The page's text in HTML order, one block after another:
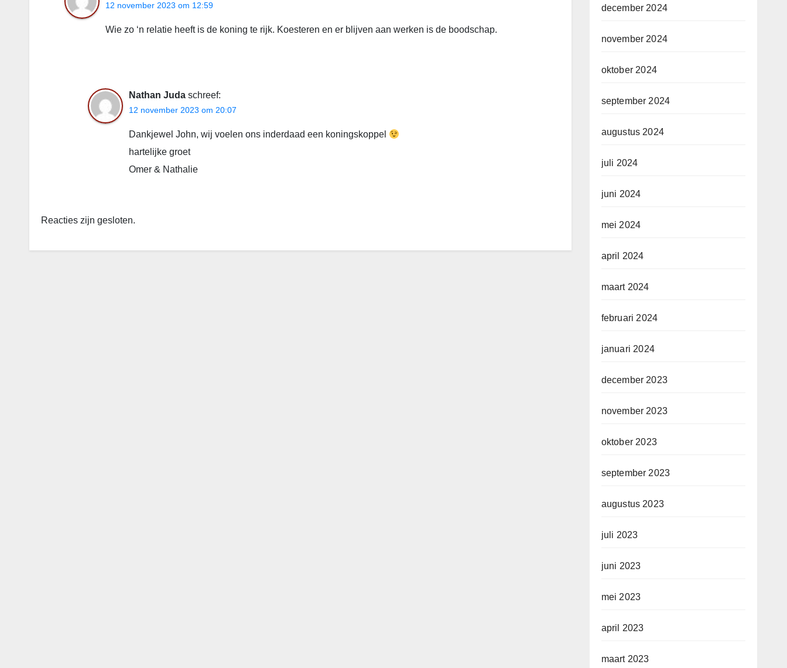
12 november 2023 om 12:59
Wie zo ‘n relatie heeft is de koning te rijk. Koesteren en er blijven aan werken is de boodschap.
Nathan Juda schreef:
12 november 2023 om 20:07
Dankjewel John, wij voelen ons inderdaad een koningskoppel
hartelijke groet
Omer & Nathalie
Reacties zijn gesloten.
december 2024
november 2024
oktober 2024
september 2024
augustus 2024
juli 2024
juni 2024
mei 2024
april 2024
maart 2024
februari 2024
januari 2024
december 2023
november 2023
oktober 2023
september 2023
augustus 2023
juli 2023
juni 2023
mei 2023
april 2023
maart 2023